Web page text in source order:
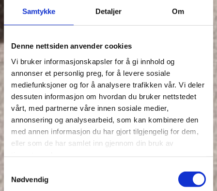
Samtykke Detaljer Om
Denne nettsiden anvender cookies
Vi bruker informasjonskapsler for å gi innhold og
annonser et personlig preg, for å levere sosiale
mediefunksjoner og for å analysere trafikken vår. Vi deler
dessuten informasjon om hvordan du bruker nettstedet
vårt, med partnerne våre innen sosiale medier,
annonsering og analysearbeid, som kan kombinere den
med annen informasjon du har gjort tilgjengelig for dem,
eller som de har samlet inn gjennom din bruk av
Nødvendig